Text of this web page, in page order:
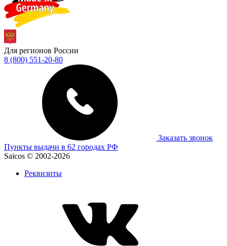
Для регионов России
8 (800) 551-20-80
Заказать звонок
Пункты выдачи в 62 городах РФ
Saicos © 2002-2026
Реквизиты